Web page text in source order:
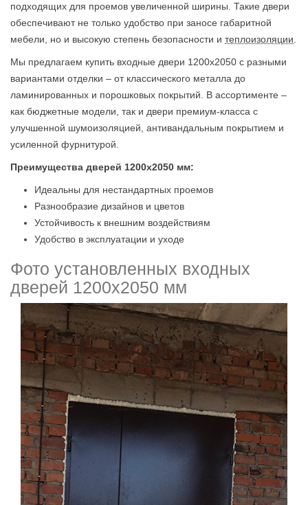
подходящих для проемов увеличенной ширины. Такие двери
обеспечивают не только удобство при заносе габаритной
мебели, но и высокую степень безопасности и теплоизоляции
Мы предлагаем купить входные двери 1200х2050 с разными
вариантами отделки – от классического металла до
ламинированных и порошковых покрытий. В ассортименте –
как бюджетные модели, так и двери премиум-класса с
улучшенной шумоизоляцией, антивандальным покрытием и
усиленной фурнитурой.
Преимущества дверей 1200х2050 мм:
Идеальны для нестандартных проемов
Разнообразие дизайнов и цветов
Устойчивость к внешним воздействиям
Удобство в эксплуатации и уходе
Фото установленных входных
дверей 1200х2050 мм